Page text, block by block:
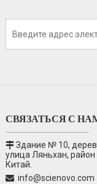
СВЯЗАТЬСЯ С
Здание № 10,
улица Ляньхан,
Китай.
info@scienovo.com